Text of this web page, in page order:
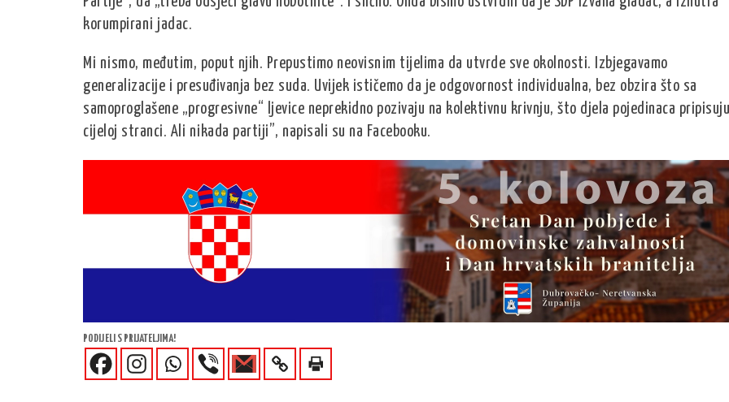
korumpirani jadac.
Mi nismo, međutim, poput njih. Prepustimo neovisnim tijelima da utvrde sve okolnosti. Izbjegavamo
generalizacije i presuđivanja bez suda. Uvijek ističemo da je odgovornost individualna, bez obzira što sa
samoproglašene „progresivne“ ljevice neprekidno pozivaju na kolektivnu krivnju, što djela pojedinaca pripisuju
cijeloj stranci. Ali nikada partiji”, napisali su na Facebooku.
PODIJELI S PRIJATELJIMA!